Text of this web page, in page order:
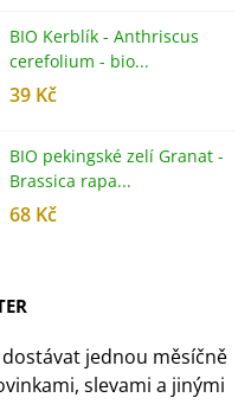
BIO Kerblík - Anthriscus
cerefolium - bio...
39 Kč
BIO pekingské zelí Granat -
Brassica rapa...
68 Kč
jednou měsíčně
slevami a jinými